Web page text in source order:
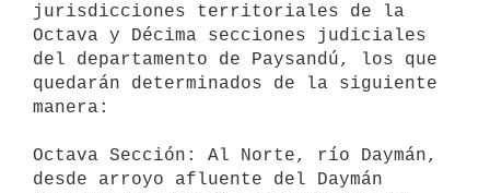
jurisdicciones territoriales de la
Octava y Décima secciones judiciales
del departamento de Paysandú, los que
quedarán determinados de la siguiente
manera:
Octava Sección: Al Norte, río Daymán,
desde arroyo afluente del Daymán